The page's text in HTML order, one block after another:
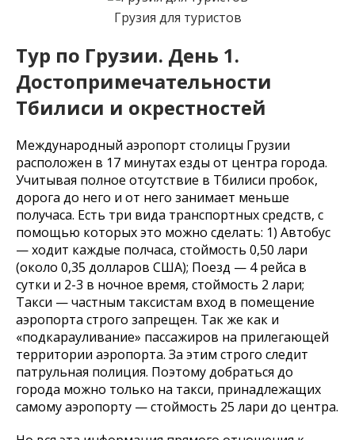
Грузия для туристов
Тур по Грузии. День 1.
Достопримечательности
Тбилиси и окрестностей
Международный аэропорт столицы Грузии
расположен в 17 минутах езды от центра города.
Учитывая полное отсутствие в Тбилиси пробок,
дорога до него и от него занимает меньше
получаса. Есть три вида транспортных средств, с
помощью которых это можно сделать: 1) Автобус
— ходит каждые полчаса, стоймость 0,50 лари
(около 0,35 долларов США); Поезд — 4 рейса в
сутки и 2-3 в ночное время, стоймость 2 лари;
Такси — частным таксистам вход в помещение
аэропорта строго запрещен. Так же как и
«подкарауливание» пассажиров на прилегающей
территории аэропорта. За этим строго следит
патрульная полиция. Поэтому добраться до
города можно только на такси, принадлежащих
самому аэропорту — стоймость 25 лари до центра.